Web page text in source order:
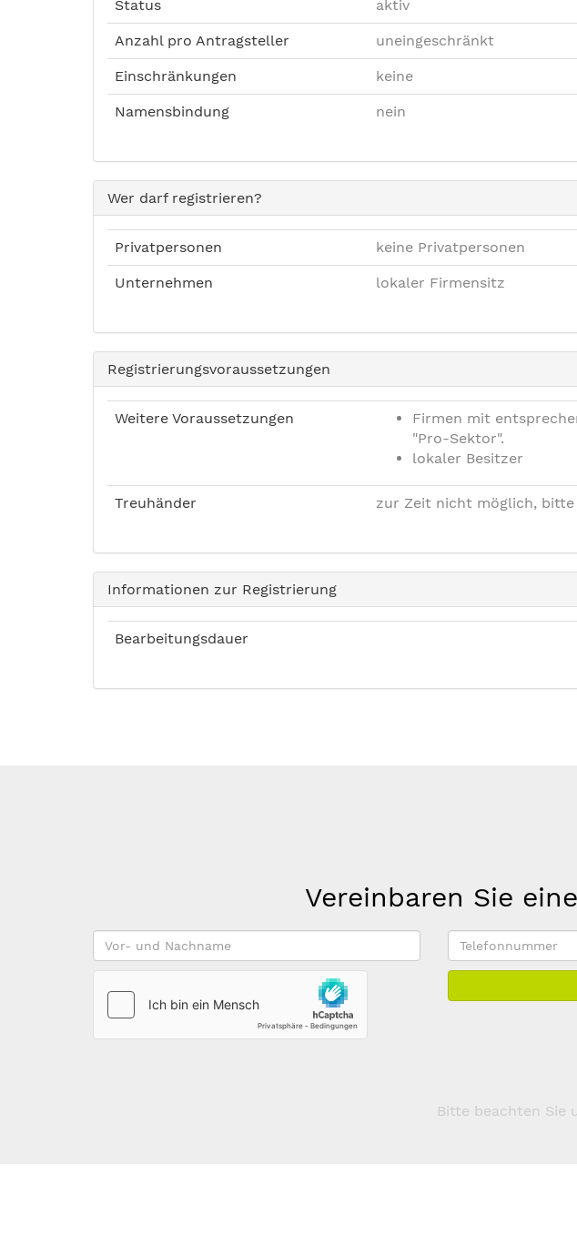
Status aktiv
Anzahl pro Antragsteller uneingeschränkt
Einschränkungen keine
Namensbindung nein
Wer darf registrieren?
Privatpersonen keine Privatpersonen
Unternehmen lokaler Firmensitz
Registrierungsvoraussetzungen
Weitere Voraussetzungen
Firmen mit
"Pro-Sektor".
lokaler Besitzer
Treuhänder zur Zeit nicht möglich, bitte
Informationen zur Registrierung
Bearbeitungsdauer
Vereinbaren Sie
Vor-
und
Nachname
Telefonnummer
Bitte beachten Sie